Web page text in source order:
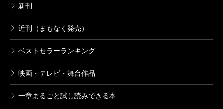
ファー・アレグザンダー「都市はツリーではな
い」）に変質したといってもいい。ロスマクの作
品史において、ツリーからセミ・ラティスへの移
行は、精神分析的なドラマに還元されてしまった
「悲劇」から自然生成的な「神話」への遡行と見
なすことができる。
新刊
近刊（まもなく発売）
ベストセラーランキング
映画・テレビ・舞台作品
一章まるごと試し読みできる本